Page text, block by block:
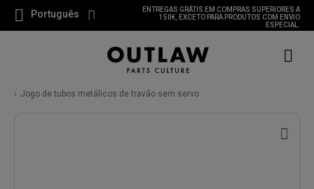
Português
ENTREGAS GRÁTIS EM COMPRAS SUPERIORES A
150€, EXCETO PARA PRODUTOS COM ENVIO
ESPECIAL.
Jogo de tubos metálicos de travão sem servo